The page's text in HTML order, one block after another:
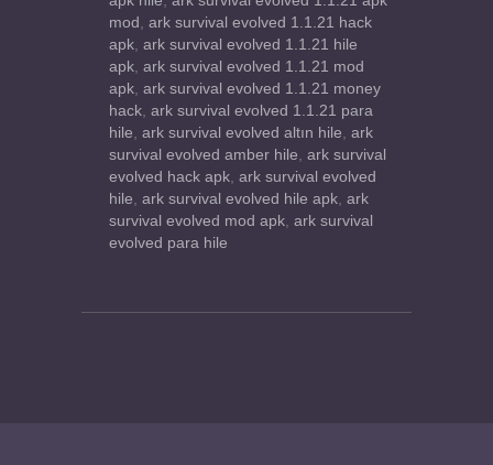
mod
ark survival evolved 1.1.21 hack
apk ark survival evolved 1.1.21 hile
apk ark survival evolved 1.1.21 mod
apk ark survival evolved 1.1.21 money
hack ark survival evolved 1.1.21 para
hile ark survival evolved altın hile ark
survival evolved amber hile ark survival
evolved hack apk ark survival evolved
hile ark survival evolved hile apk ark
survival evolved mod apk ark survival
evolved para hile